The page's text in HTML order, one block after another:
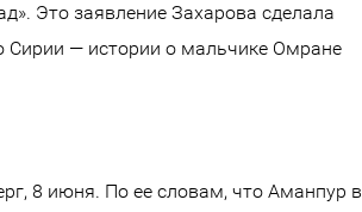
Это заявление Захарова сделала
Сирии — истории о мальчике Омране
8 июня. По ее словам, что Аманпур в